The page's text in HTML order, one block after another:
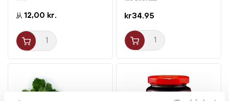
从12,00 kr. kr34.95